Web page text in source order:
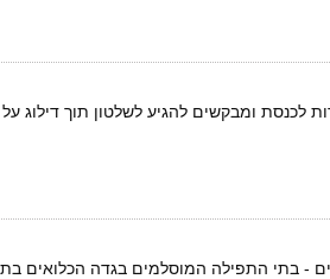
לכנסת ומבקשים להגיע לשלטון תוך דילוג
בתי התפילה המוסלמים בגדה הכלואים